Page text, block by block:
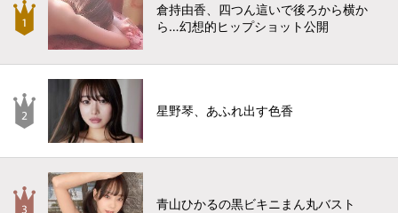
倉持由香、四つん這いで後ろから横か
ら…幻想的ヒップショット公開
星野琴、あふれ出す色香
青山ひかるの黒ビキニまん丸バスト